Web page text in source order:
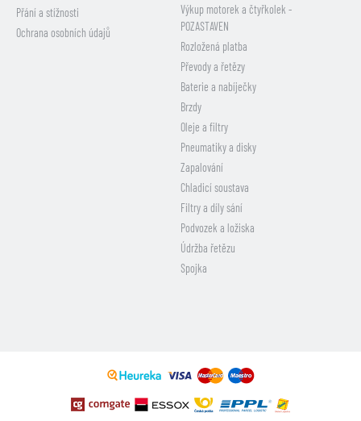
Přání a stížnosti
Ochrana osobních údajů
Výkup motorek a čtyřkolek -
POZASTAVEN
Rozložená platba
Převody a řetězy
Baterie a nabíječky
Brzdy
Oleje a filtry
Pneumatiky a disky
Zapalování
Chladicí soustava
Filtry a díly sání
Podvozek a ložiska
Údržba řetězu
Spojka